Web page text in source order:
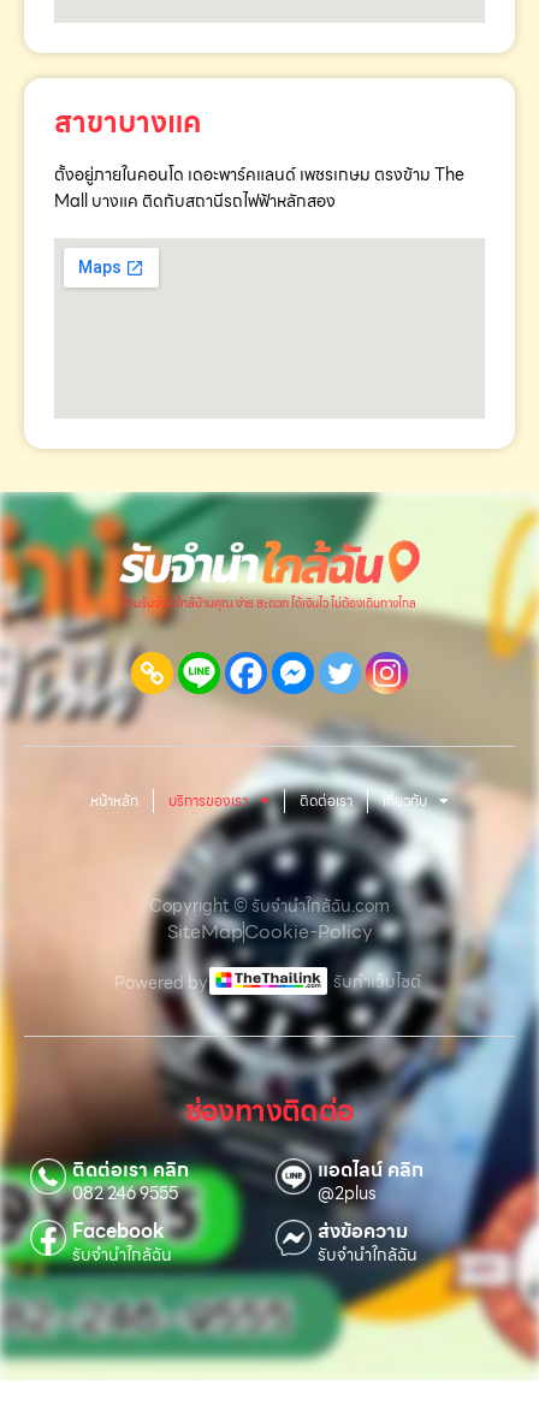
สาขาบางแค
ตั้งอยู่ภายในคอนโด เดอะพาร์คแลนด์ เพชรเกษม ตรงข้าม The
Mall บางแค ติดกับสถานีรถไฟฟ้าหลักสอง
ร้านรับจำนำใกล้บ้านคุณ ง่าย สะดวก ได้เงินไว ไม่ต้องเดินทางไกล
หน้าหลัก บริการของเรา ติดต่อเรา เกี่ยวกับ
Copyright © รับจํานําใกล้ฉัน.com
SiteMapCookie-Policy
Powered by รับทำเว็บไซต์
ช่องทางติดต่อ
ติดต่อเรา คลิก
082 246 9555
แอดไลน์ คลิก
@2plus
Facebook
รับจำนำใกล้ฉัน
ส่งข้อความ
รับจำนำใกล้ฉัน